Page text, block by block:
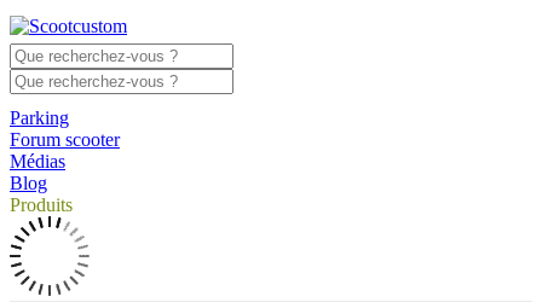
Parking
Forum scooter
Médias
Blog
Produits